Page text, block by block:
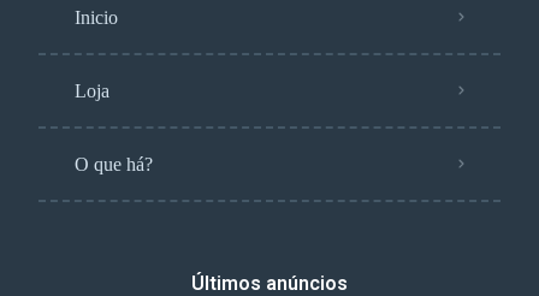
Inicio
Loja
O que há?
Últimos anúncios